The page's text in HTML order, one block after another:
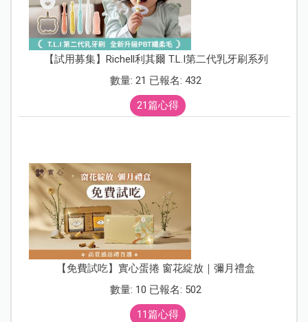
【試用募集】Richell利其爾 T.L.I第二代乳牙刷系列
數量: 21 已報名: 432
21篇心得
【免費試吃】實心蛋捲 窗花綻放｜彌月禮盒
數量: 10 已報名: 502
11篇心得